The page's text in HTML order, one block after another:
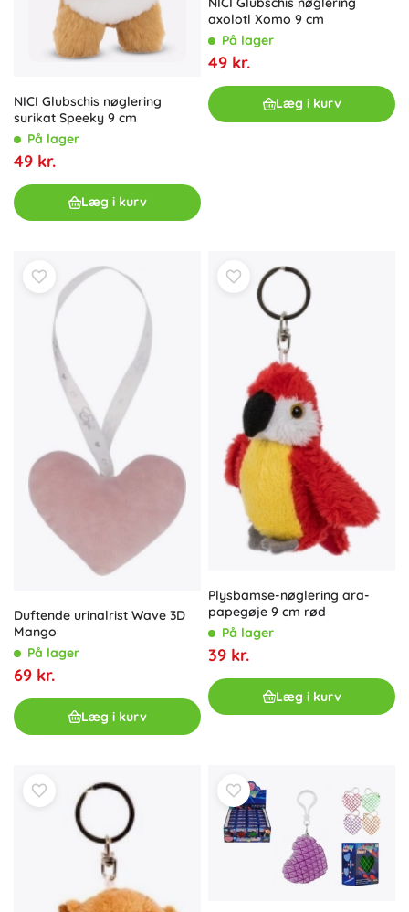
NICI Glubschis nøglering
surikat Speeky 9 cm
På lager
49 kr.
Læg i kurv
axolotl Xomo 9 cm
På lager
49 kr.
Læg i kurv
Duftende urinalrist Wave 3D
Mango
På lager
69 kr.
Læg i kurv
Plysbamse-nøglering ara-
papegøje 9 cm rød
På lager
39 kr.
Læg i kurv